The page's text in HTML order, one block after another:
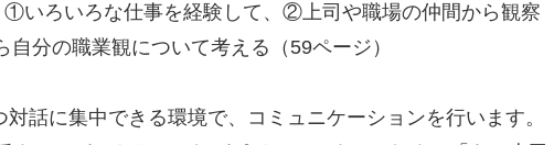
いろいろな仕事を経験して、②上司や職場の仲間から観察
分の職業観について考える（59ページ）
話に集中できる環境で、コミュニケーションを行います。